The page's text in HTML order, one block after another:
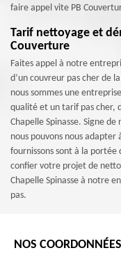
faire appel vite PB
Tarif nettoyage et
Couverture
Faites appel à notre
d’un couvreur pas cher de
nous sommes une
qualité et un tarif pas cher,
Chapelle Spinasse. Signe
nous pouvons nous adapter
fournissons sont à la portée
confier votre projet de
Chapelle Spinasse à notre
pas.
NOS COORDONNÉES